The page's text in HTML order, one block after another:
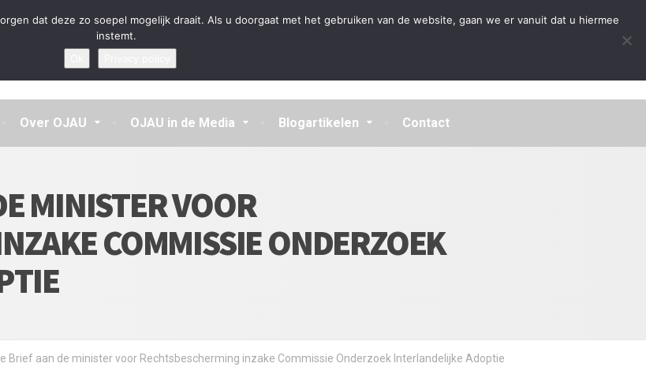
beantwoorden Algemene Voorwaarden Disclaimer Privacybeleid
Over OJAU OJAU in de Media Blogartikelen Contact
MINISTER VOOR
COMMISSIE ONDERZOEK
Brief aan de minister voor Rechtsbescherming inzake Commissie Onderzoek Interlandelijke Adoptie
dat deze zo soepel mogelijk draait. Als u doorgaat met het gebruiken van de website, gaan we er vanuit dat u hiermee
instemt.